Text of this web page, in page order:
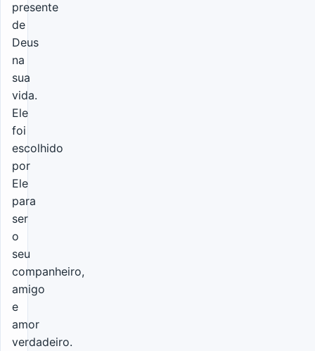
presente
de
Deus
na
sua
vida.
Ele
foi
escolhido
por
Ele
para
ser
o
seu
companheiro,
amigo
e
amor
verdadeiro.